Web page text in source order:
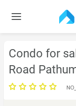
Condo for
Road